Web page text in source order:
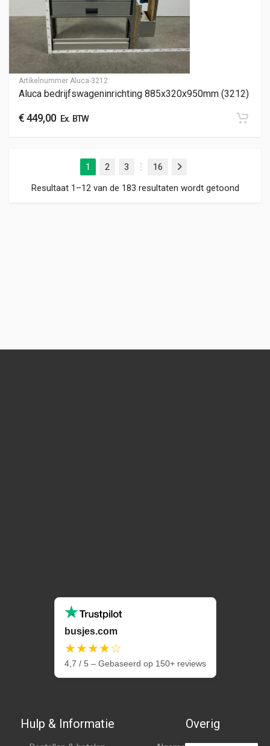
Artikelnummer Aluca-3212
Aluca bedrijfswageninrichting 885x320x950mm (3212)
€449,00Ex. BTW
1 2 3
…
16
Volgende
Resultaat 1–12 van de 183 resultaten wordt getoond
busjes.com
★★★★☆
4,7 / 5 – Gebaseerd op 150+ reviews
Hulp & Informatie Overig